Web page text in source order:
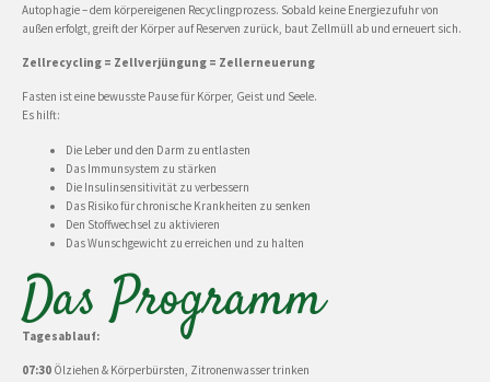
Autophagie – dem körpereigenen Recyclingprozess. Sobald keine Energiezufuhr von
außen erfolgt, greift der Körper auf Reserven zurück, baut Zellmüll ab und erneuert sich.
Zellrecycling = Zellverjüngung = Zellerneuerung
Fasten ist eine bewusste Pause für Körper, Geist und Seele.
Es hilft:
Die Leber und den Darm zu entlasten
Das Immunsystem zu stärken
Die Insulinsensitivität zu verbessern
Das Risiko für chronische Krankheiten zu senken
Den Stoffwechsel zu aktivieren
Das Wunschgewicht zu erreichen und zu halten
Das Programm
Tagesablauf:
07:30 Ölziehen & Körperbürsten, Zitronenwasser trinken